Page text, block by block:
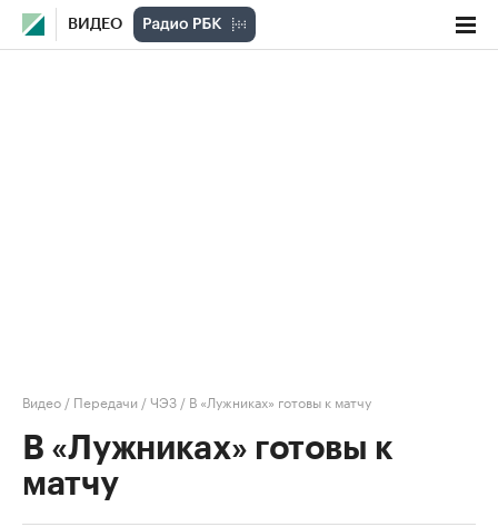
ВИДЕО
Видео / Передачи /ЧЭЗ / В «Лужниках» готовы к матчу
В «Лужниках» готовы к
матчу